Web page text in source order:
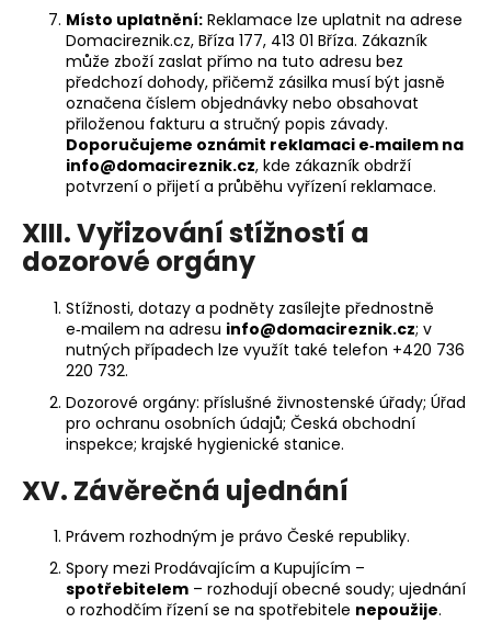
Místo uplatnění: Reklamace lze uplatnit na adrese
Domacireznik.cz, Bříza 177, 413 01 Bříza. Zákazník
může zboží zaslat přímo na tuto adresu bez
předchozí dohody, přičemž zásilka musí být jasně
označena číslem objednávky nebo obsahovat
přiloženou fakturu a stručný popis závady.
Doporučujeme oznámit reklamaci e‑mailem na
info@domacireznik.cz, kde zákazník obdrží
potvrzení o přijetí a průběhu vyřízení reklamace.
XIII. Vyřizování stížností a
dozorové orgány
Stížnosti, dotazy a podněty zasílejte přednostně
e‑mailem na adresu info@domacireznik.cz; v
nutných případech lze využít také telefon +420 736
220 732.
Dozorové orgány: příslušné živnostenské úřady; Úřad
pro ochranu osobních údajů; Česká obchodní
inspekce; krajské hygienické stanice.
XV. Závěrečná ujednání
Právem rozhodným je právo České republiky.
Spory mezi Prodávajícím a Kupujícím –
spotřebitelem – rozhodují obecné soudy; ujednání
o rozhodčím řízení se na spotřebitele nepoužije.